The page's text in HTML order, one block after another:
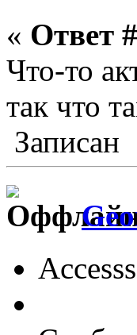
« Ответ
Что-то
так что
Записан